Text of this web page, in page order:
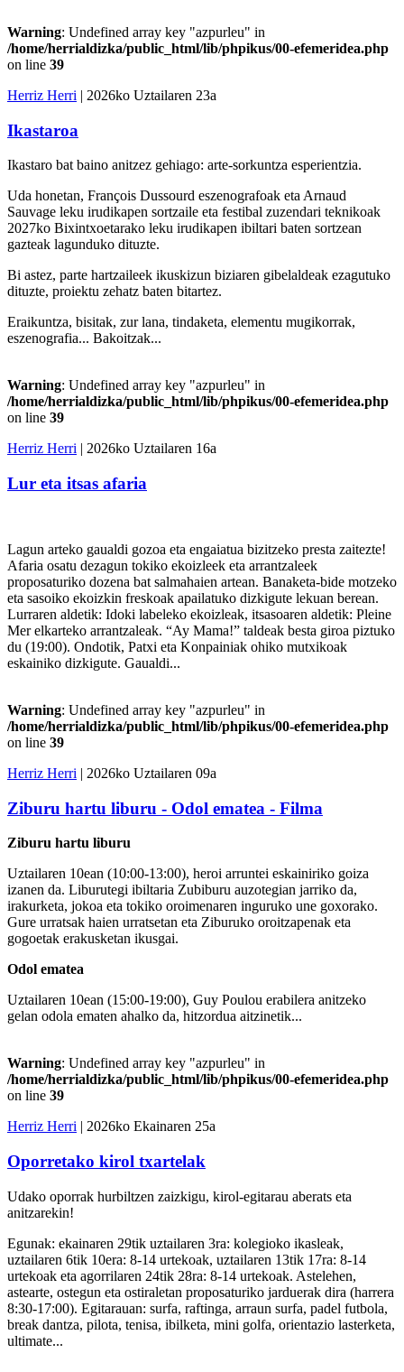
Warning: Undefined array key "azpurleu" in
/home/herrialdizka/public_html/lib/phpikus/00-efemeridea.php
on line 39
Herriz Herri | 2026ko Uztailaren 23a
Ikastaroa
Ikastaro bat baino anitzez gehiago: arte-sorkuntza esperientzia.
Uda honetan, François Dussourd eszenografoak eta Arnaud
Sauvage leku irudikapen sortzaile eta festibal zuzendari teknikoak
2027ko Bixintxoetarako leku irudikapen ibiltari baten sortzean
gazteak lagunduko dituzte.
Bi astez, parte hartzaileek ikuskizun biziaren gibelaldeak ezagutuko
dituzte, proiektu zehatz baten bitartez.
Eraikuntza, bisitak, zur lana, tindaketa, elementu mugikorrak,
eszenografia... Bakoitzak...
Warning: Undefined array key "azpurleu" in
/home/herrialdizka/public_html/lib/phpikus/00-efemeridea.php
on line 39
Herriz Herri | 2026ko Uztailaren 16a
Lur eta itsas afaria
Lagun arteko gaualdi gozoa eta engaiatua bizitzeko presta zaitezte!
Afaria osatu dezagun tokiko ekoizleek eta arrantzaleek
proposaturiko dozena bat salmahaien artean. Banaketa-bide motzeko
eta sasoiko ekoizkin freskoak apailatuko dizkigute lekuan berean.
Lurraren aldetik: Idoki labeleko ekoizleak, itsasoaren aldetik: Pleine
Mer elkarteko arrantzaleak. “Ay Mama!” taldeak besta giroa piztuko
du (19:00). Ondotik, Patxi eta Konpainiak ohiko mutxikoak
eskainiko dizkigute. Gaualdi...
Warning: Undefined array key "azpurleu" in
/home/herrialdizka/public_html/lib/phpikus/00-efemeridea.php
on line 39
Herriz Herri | 2026ko Uztailaren 09a
Ziburu hartu liburu - Odol ematea - Filma
Ziburu hartu liburu
Uztailaren 10ean (10:00-13:00), heroi arruntei eskainiriko goiza
izanen da. Liburutegi ibiltaria Zubiburu auzotegian jarriko da,
irakurketa, jokoa eta tokiko oroimenaren inguruko une goxorako.
Gure urratsak haien urratsetan eta Ziburuko oroitzapenak eta
gogoetak erakusketan ikusgai.
Odol ematea
Uztailaren 10ean (15:00-19:00), Guy Poulou erabilera anitzeko
gelan odola ematen ahalko da, hitzordua aitzinetik...
Warning: Undefined array key "azpurleu" in
/home/herrialdizka/public_html/lib/phpikus/00-efemeridea.php
on line 39
Herriz Herri | 2026ko Ekainaren 25a
Oporretako kirol txartelak
Udako oporrak hurbiltzen zaizkigu, kirol-egitarau aberats eta
anitzarekin!
Egunak: ekainaren 29tik uztailaren 3ra: kolegioko ikasleak,
uztailaren 6tik 10era: 8-14 urtekoak, uztailaren 13tik 17ra: 8-14
urtekoak eta agorrilaren 24tik 28ra: 8-14 urtekoak. Astelehen,
astearte, ostegun eta ostiraletan proposaturiko jarduerak dira (harrera
8:30-17:00). Egitarauan: surfa, raftinga, arraun surfa, padel futbola,
break dantza, pilota, tenisa, ibilketa, mini golfa, orientazio lasterketa,
ultimate...